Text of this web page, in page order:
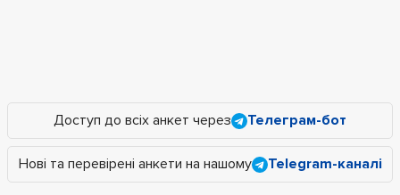
Доступ до всіх анкет через Телеграм-бот
Нові та перевірені анкети на нашому Telegram-каналі